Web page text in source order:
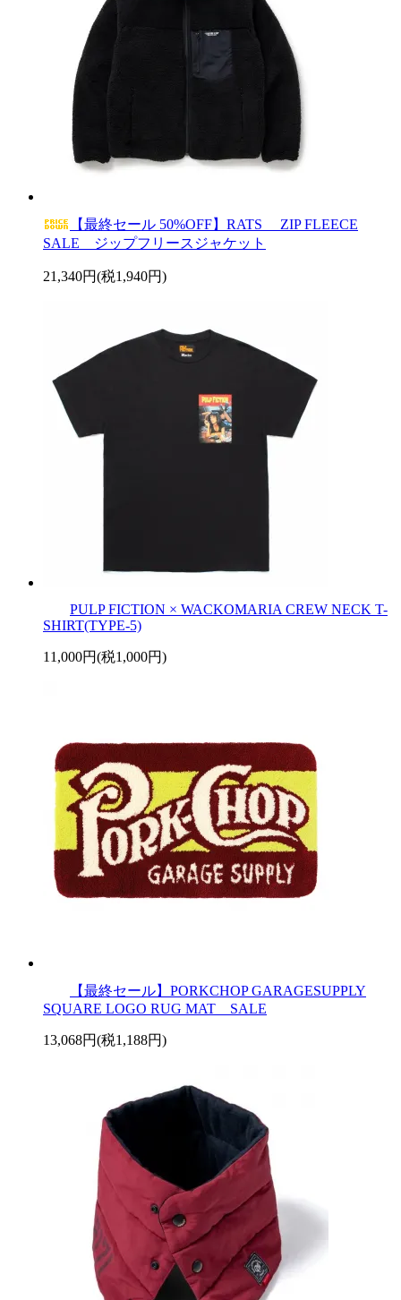
【最終セール 50%OFF】RATS ZIP FLEECE
SALE ジップフリースジャケット
21,340円(税1,940円)
PULP FICTION × WACKOMARIA CREW NECK T-
SHIRT(TYPE-5)
11,000円(税1,000円)
【最終セール】PORKCHOP GARAGESUPPLY
SQUARE LOGO RUG MAT SALE
13,068円(税1,188円)